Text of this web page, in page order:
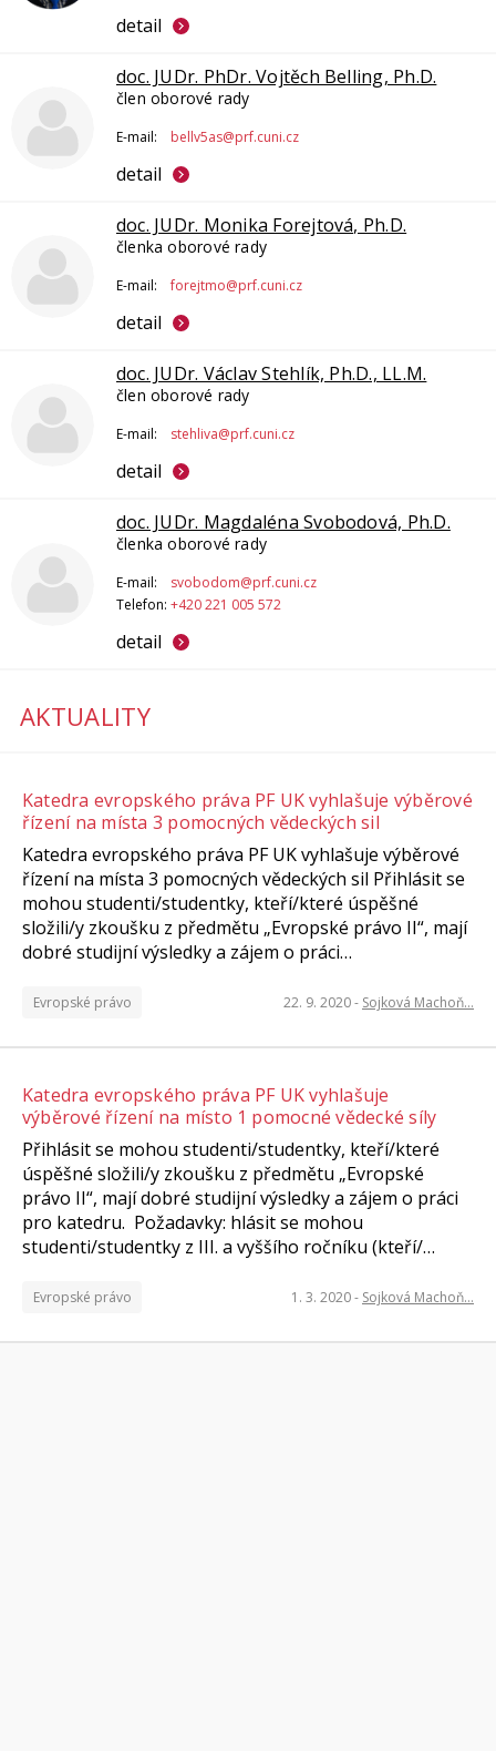
detail
doc. JUDr. PhDr. Vojtěch Belling, Ph.D.
člen oborové rady
E-mail: bellv5as@prf.cuni.cz
detail
doc. JUDr. Monika Forejtová, Ph.D.
členka oborové rady
E-mail: forejtmo@prf.cuni.cz
detail
doc. JUDr. Václav Stehlík, Ph.D., LL.M.
člen oborové rady
E-mail: stehliva@prf.cuni.cz
detail
doc. JUDr. Magdaléna Svobodová, Ph.D.
členka oborové rady
E-mail:
svobodom@prf.cuni.cz
Telefon: +420 221 005 572
detail
AKTUALITY
Katedra evropského práva PF UK vyhlašuje výběrové
řízení na místa 3 pomocných vědeckých sil
Katedra evropského práva PF UK vyhlašuje výběrové
řízení na místa 3 pomocných vědeckých sil Přihlásit se
mohou studenti/studentky, kteří/které úspěšné
složili/y zkoušku z předmětu „Evropské právo II“, mají
dobré studijní výsledky a zájem o práci…
Evropské právo 22. 9. 2020- Sojková Machoň…
Katedra evropského práva PF UK vyhlašuje
výběrové řízení na místo 1 pomocné vědecké síly
Přihlásit se mohou studenti/studentky, kteří/které
úspěšné složili/y zkoušku z předmětu „Evropské
právo II“, mají dobré studijní výsledky a zájem o práci
pro katedru. Požadavky: hlásit se mohou
studenti/studentky z III. a vyššího ročníku (kteří/…
Evropské právo 1. 3. 2020- Sojková Machoň…